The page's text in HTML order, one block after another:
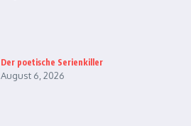
Der poetische Serienkiller
August 6, 2026